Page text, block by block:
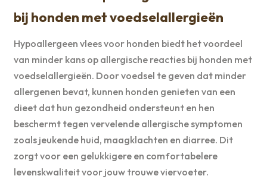
bij honden met voedselallergieën
Hypoallergeen vlees voor honden biedt het voordeel
van minder kans op allergische reacties bij honden met
voedselallergieën. Door voedsel te geven dat minder
allergenen bevat, kunnen honden genieten van een
dieet dat hun gezondheid ondersteunt en hen
beschermt tegen vervelende allergische symptomen
zoals jeukende huid, maagklachten en diarree. Dit
zorgt voor een gelukkigere en comfortabelere
levenskwaliteit voor jouw trouwe viervoeter.